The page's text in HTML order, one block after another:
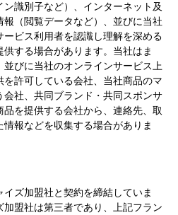
識別子など）、インターネット及
（閲覧データなど）、並びに当社
ビス利用者を認識し理解を深める
する場合があります。当社はま
びに当社のオンラインサービス上
許可している会社、当社商品のマ
社、共同ブランド・共同スポンサ
を提供する会社から、連絡先、取
報などを収集する場合がありま
ズ加盟社と契約を締結していま
盟社は第三者であり、上記フラン